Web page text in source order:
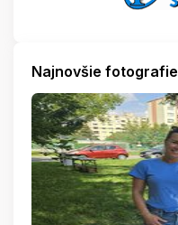
Najnovšie fotografie